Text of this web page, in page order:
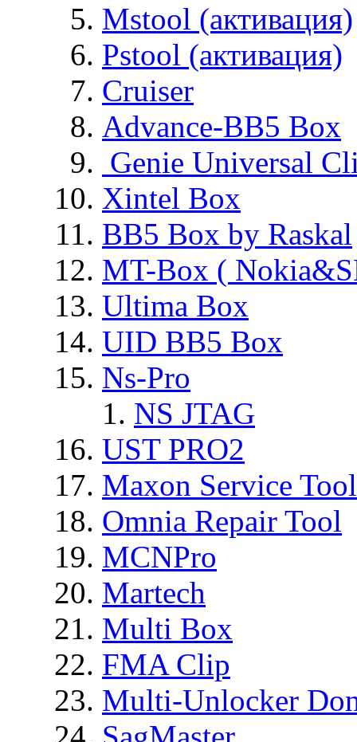
Mstool (активация)
Pstool (активация)
Cruiser
Advance-BB5 Box
Genie Universal
Xintel Box
BB5 Box by Raskal
MT-Box (
Ultima Box
UID BB5 Box
Ns-Pro
NS JTAG
UST PRO2
Maxon Service
Omnia Repair Tool
MCNPro
Martech
Multi Box
FMA Clip
Multi-Unlocker